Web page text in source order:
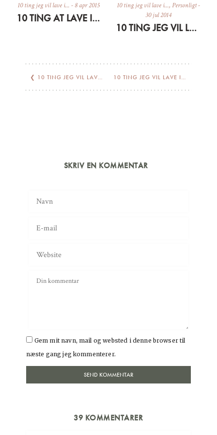
10 ting jeg vil lave i... -8 apr 2015
10 TING AT LAVE I APRIL
10 ting jeg vil lave i..., Personligt-
30 jul 2014
10 TING JEG VIL LAVE I AUGUST
❮ 10 TING JEG VIL LAVE I NOVEMBER 10 TING JEG VIL LAVE I JANUAR
SKRIV EN KOMMENTAR
Gem mit navn, mail og websted i denne browser til
næste gang jeg kommenterer.
39 KOMMENTARER